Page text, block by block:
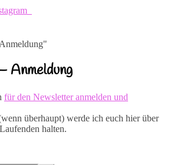
Anmeldung
für den Newsletter anmelden und
überhaupt) werde ich euch hier über
halten.